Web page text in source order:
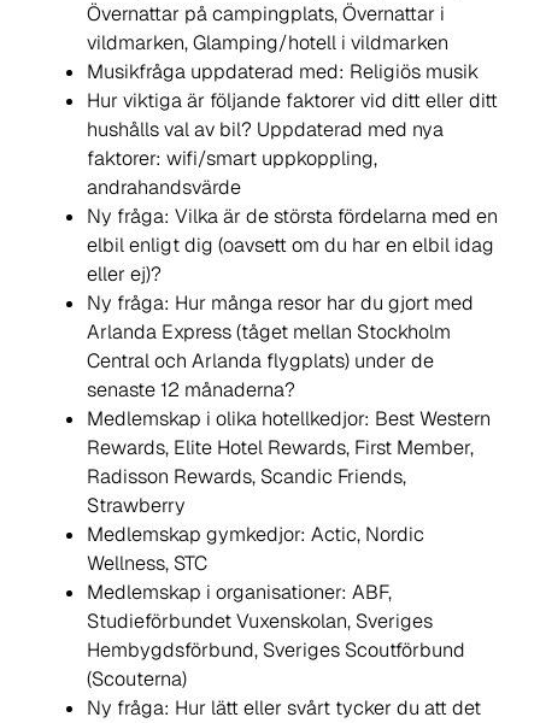
Övernattar på campingplats, Övernattar i
vildmarken, Glamping/hotell i vildmarken
Musikfråga uppdaterad med: Religiös musik
Hur viktiga är följande faktorer vid ditt eller ditt
hushålls val av bil? Uppdaterad med nya
faktorer: wifi/smart uppkoppling,
andrahandsvärde
Ny fråga: Vilka är de största fördelarna med en
elbil enligt dig (oavsett om du har en elbil idag
eller ej)?
Ny fråga: Hur många resor har du gjort med
Arlanda Express (tåget mellan Stockholm
Central och Arlanda flygplats) under de
senaste 12 månaderna?
Medlemskap i olika hotellkedjor: Best Western
Rewards, Elite Hotel Rewards, First Member,
Radisson Rewards, Scandic Friends,
Strawberry
Medlemskap gymkedjor: Actic, Nordic
Wellness, STC
Medlemskap i organisationer: ABF,
Studieförbundet Vuxenskolan, Sveriges
Hembygdsförbund, Sveriges Scoutförbund
(Scouterna)
Ny fråga: Hur lätt eller svårt tycker du att det